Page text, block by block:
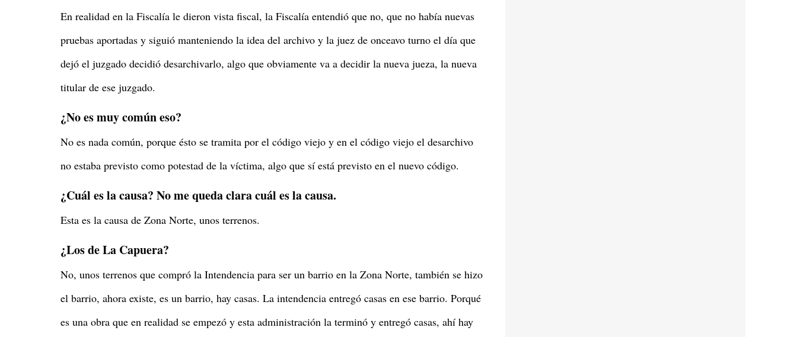
En realidad en la Fiscalía le dieron vista fiscal, la Fiscalía entendió que no, que no había nuevas
pruebas aportadas y siguió manteniendo la idea del archivo y la juez de onceavo turno el día que
dejó el juzgado decidió desarchivarlo, algo que obviamente va a decidir la nueva jueza, la nueva
titular de ese juzgado.
¿No es muy común eso?
No es nada común, porque ésto se tramita por el código viejo y en el código viejo el desarchivo
no estaba previsto como potestad de la víctima, algo que sí está previsto en el nuevo código.
¿Cuál es la causa? No me queda clara cuál es la causa.
Esta es la causa de Zona Norte, unos terrenos.
¿Los de La Capuera?
No, unos terrenos que compró la Intendencia para ser un barrio en la Zona Norte, también se hizo
el barrio, ahora existe, es un barrio, hay casas. La intendencia entregó casas en ese barrio. Porqué
es una obra que en realidad se empezó y esta administración la terminó y entregó casas, ahí hay